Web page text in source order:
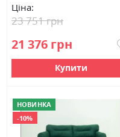
Ціна:
21 376 грн
23 751 грн
Купити
НОВИНКА
-10%